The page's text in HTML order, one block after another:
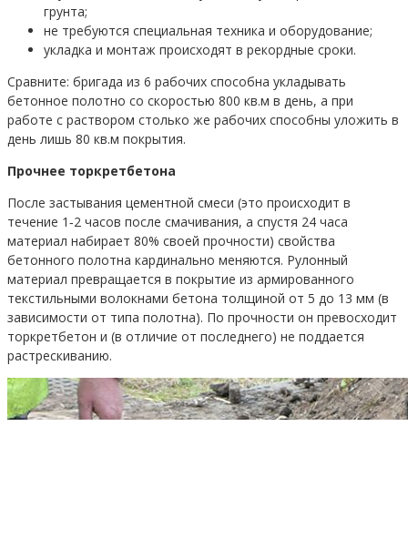
грунта;
не требуются специальная техника и оборудование;
укладка и монтаж происходят в рекордные сроки.
Сравните: бригада из 6 рабочих способна укладывать
бетонное полотно со скоростью 800 кв.м в день, а при
работе с раствором столько же рабочих способны уложить в
день лишь 80 кв.м покрытия.
Прочнее торкретбетона
После застывания цементной смеси (это происходит в
течение 1‐2 часов после смачивания, а спустя 24 часа
материал набирает 80% своей прочности) свойства
бетонного полотна кардинально меняются. Рулонный
материал превращается в покрытие из армированного
текстильными волокнами бетона толщиной от 5 до 13 мм (в
зависимости от типа полотна). По прочности он превосходит
торкретбетон и (в отличие от последнего) не поддается
растрескиванию.